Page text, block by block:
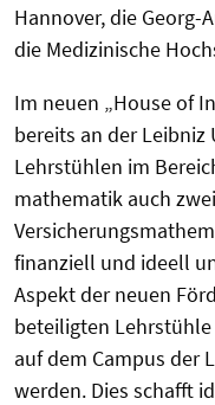
Hannover, die
die Medizinische
Im neuen „House of
bereits an der
Lehrstühlen im
mathematik auch
finanziell und ideell
Aspekt der neuen
beteiligten
auf dem Campus der
werden. Dies schafft